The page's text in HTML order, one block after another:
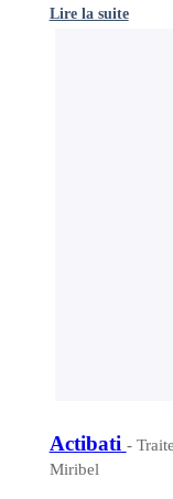
Lire la suite
Actibati -
Miribel